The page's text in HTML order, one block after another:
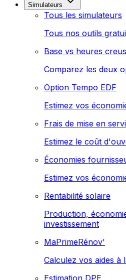
Simulateurs
Tous les simulateurs
Tous nos outils
Base vs heures
Comparez les deux
Option Tempo EDF
Estimez vos
Frais de mise en
Estimez le coût
Économies
Estimez vos
Rentabilité solaire
Production,
investissement
MaPrimeRénov'
Calculez vos aides à
Estimation DPE